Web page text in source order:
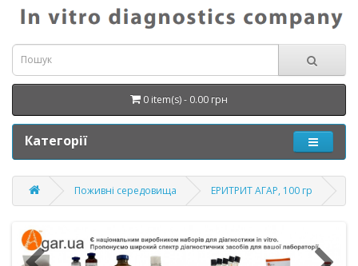
0 item(s) - 0.00 грн
Категорії
Поживні середовища ЕРИТРИТ АГАР, 100 гр